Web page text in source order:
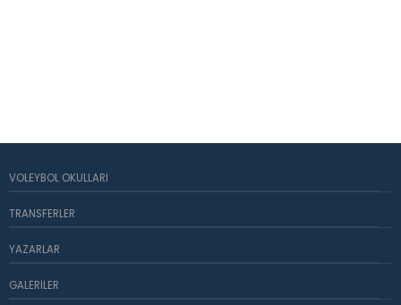
VOLEYBOL OKULLARI
TRANSFERLER
YAZARLAR
GALERILER